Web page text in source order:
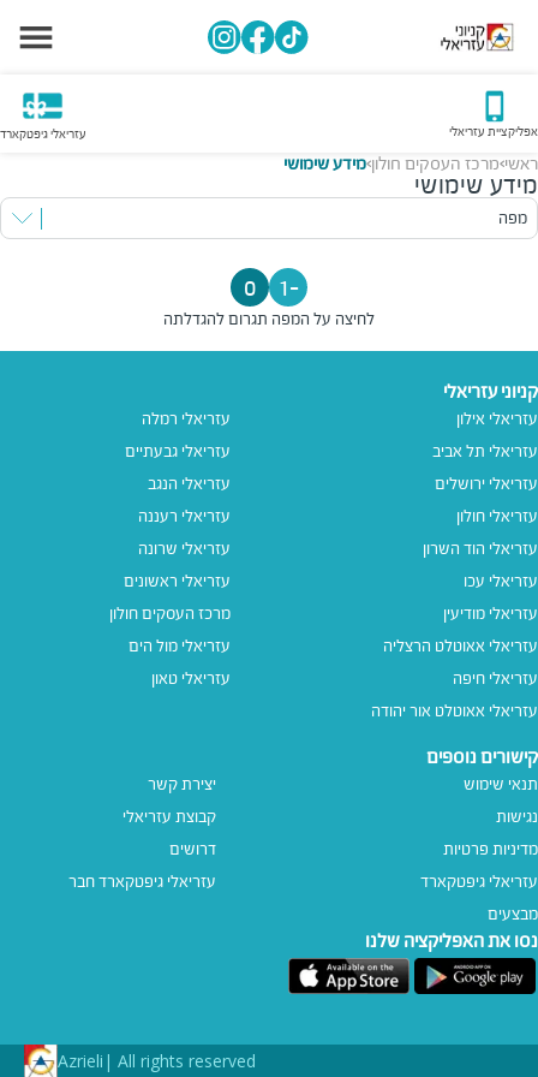
אפליקציית עזריאלי עזריאלי גיפטקארד
ראשי>מרכז העסקים חולון>מידע שימושי
מידע שימושי
מפה
-1
0
לחיצה על המפה תגרום להגדלתה
קניוני עזריאלי
עזריאלי אילון
עזריאלי תל אביב
עזריאלי ירושלים
עזריאלי חולון
עזריאלי הוד השרון
עזריאלי עכו
עזריאלי מודיעין
עזריאלי אאוטלט הרצליה
עזריאלי חיפה
עזריאלי אאוטלט אור יהודה
עזריאלי רמלה
עזריאלי גבעתיים
עזריאלי הנגב
עזריאלי רעננה
עזריאלי שרונה
עזריאלי ראשונים
מרכז העסקים חולון
עזריאלי מול הים
עזריאלי טאון
קישורים נוספים
תנאי שימוש
נגישות
מדיניות פרטיות
עזריאלי גיפטקארד
מבצעים
יצירת קשר
קבוצת עזריאלי
דרושים
עזריאלי גיפטקארד חבר‎
נסו את האפליקציה שלנו
All rights reserved |
Azrieli